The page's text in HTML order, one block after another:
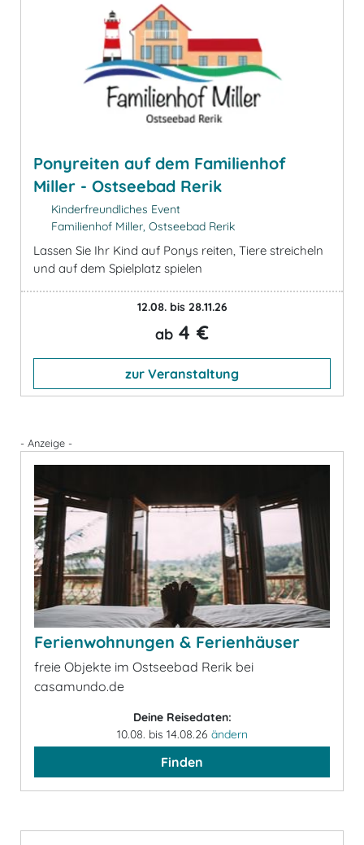
Ponyreiten auf dem Familienhof
Miller - Ostseebad Rerik
Kinderfreundliches Event
Familienhof Miller, Ostseebad Rerik
Lassen Sie Ihr Kind auf Ponys reiten, Tiere streicheln
und auf dem Spielplatz spielen
12.08. bis 28.11.26
ab 4 €
zur Veranstaltung
- Anzeige -
Ferienwohnungen & Ferienhäuser
freie Objekte im Ostseebad Rerik bei
casamundo.de
Deine Reisedaten:
10.08. bis 14.08.26 ändern
Finden